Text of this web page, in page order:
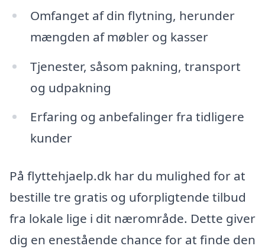
Omfanget af din flytning, herunder
mængden af møbler og kasser
Tjenester, såsom pakning, transport
og udpakning
Erfaring og anbefalinger fra tidligere
kunder
På flyttehjaelp.dk har du mulighed for at
bestille tre gratis og uforpligtende tilbud
fra lokale lige i dit nærområde. Dette giver
dig en enestående chance for at finde den